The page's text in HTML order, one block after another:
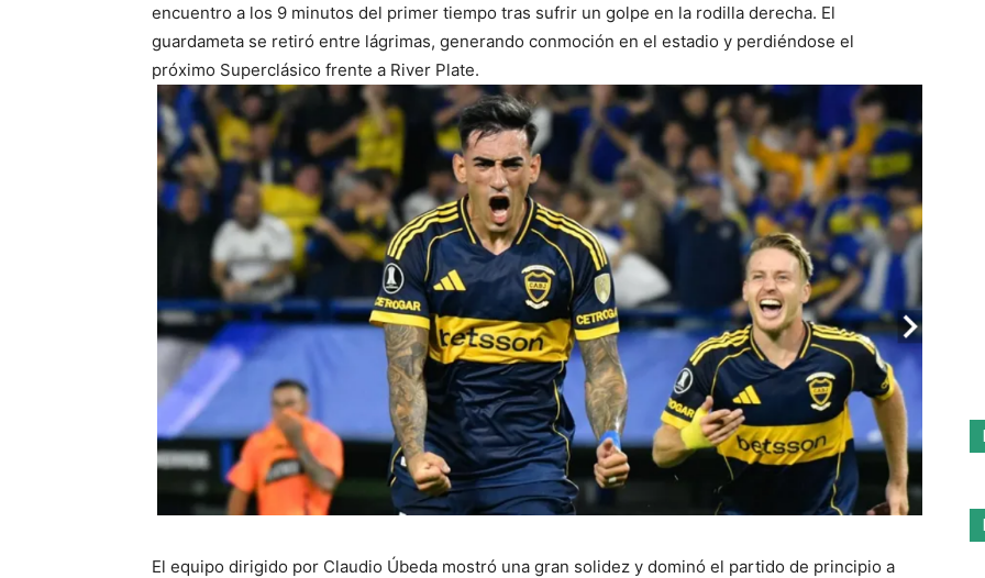
encuentro a los 9 minutos del primer tiempo tras sufrir un golpe en la rodilla derecha. El
guardameta se retiró entre lágrimas, generando conmoción en el estadio y perdiéndose el
próximo Superclásico frente a River Plate.
El equipo dirigido por Claudio Úbeda mostró una gran solidez y dominó el partido de principio a